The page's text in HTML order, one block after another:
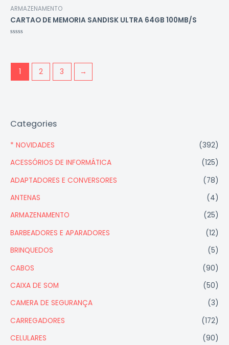
Categories
* NOVIDADES
(392)
ACESSÓRIOS DE INFORMÁTICA
(125)
ADAPTADORES E CONVERSORES
(78)
ANTENAS
(4)
ARMAZENAMENTO
(25)
BARBEADORES E APARADORES
(12)
BRINQUEDOS
(5)
CABOS
(90)
CAIXA DE SOM
(50)
CAMERA DE SEGURANÇA
(3)
CARREGADORES
(172)
CELULARES
(90)
ARMAZENAMENTO
CARTAO DE MEMORIA SANDISK ULTRA 64GB 100MB/S
1 2 3 →